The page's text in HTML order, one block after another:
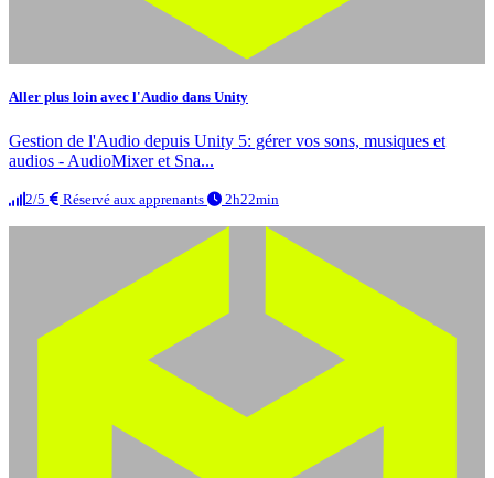
Aller plus loin avec l'Audio dans Unity
Gestion de l'Audio depuis Unity 5: gérer vos sons, musiques et
audios - AudioMixer et Sna...
2/5 Réservé aux apprenants 2h22min